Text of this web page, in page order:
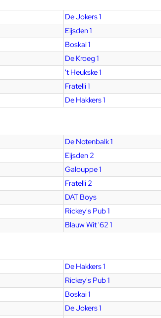
De Jokers 1
Eijsden 1
Boskai 1
De Kroeg 1
't Heukske 1
Fratelli 1
De Hakkers 1
De Notenbalk 1
Eijsden 2
Galouppe 1
Fratelli 2
DAT Boys
Rickey's Pub 1
Blauw Wit '62 1
De Hakkers 1
Rickey's Pub 1
Boskai 1
De Jokers 1